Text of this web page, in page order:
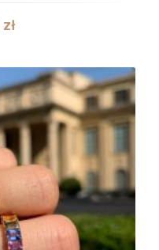
zł